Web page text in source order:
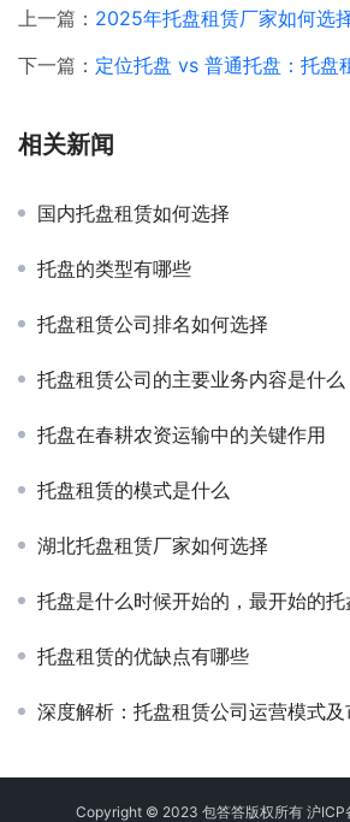
上一篇： 2025年托盘租赁厂家如何选择？
下一篇： 定位托盘 vs 普通托盘：托盘租赁厂
相关新闻
国内托盘租赁如何选择
托盘的类型有哪些
托盘租赁公司排名如何选择
托盘租赁公司的主要业务内容是什么
托盘在春耕农资运输中的关键作用
托盘租赁的模式是什么
湖北托盘租赁厂家如何选择
托盘是什么时候开始的，最开始的
托盘租赁的优缺点有哪些
深度解析：托盘租赁公司运营模式
Copyright © 2023 包答答版权所有 沪